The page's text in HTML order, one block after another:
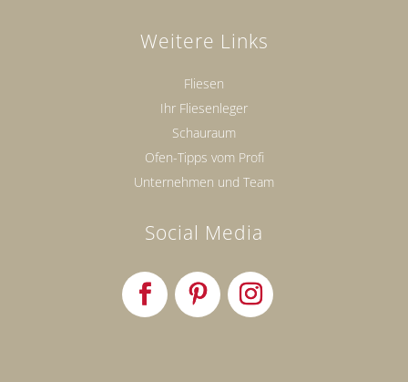
Weitere Links
Fliesen
Ihr Fliesenleger
Schauraum
Ofen-Tipps vom Profi
Unternehmen und Team
Social Media